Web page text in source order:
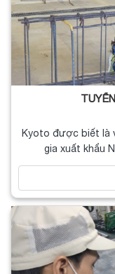
Kyoto được biết là
gia xuất khẩu